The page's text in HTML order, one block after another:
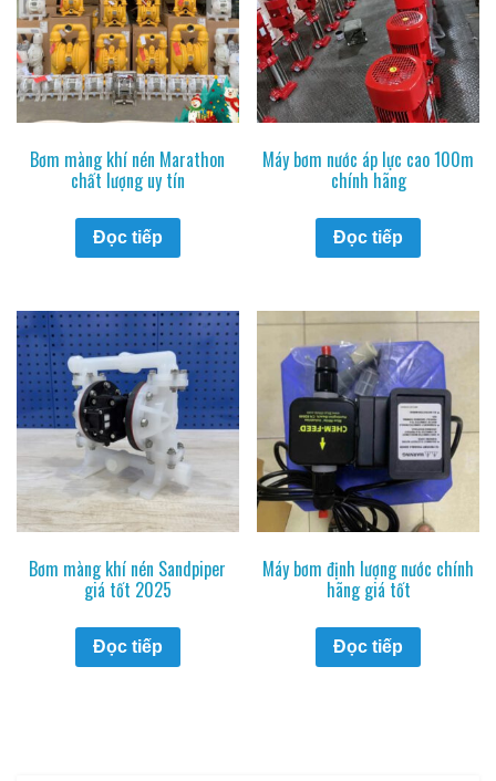
Bơm màng khí nén Marathon
chất lượng uy tín
Đọc tiếp
Máy bơm nước áp lực cao 100m
chính hãng
Đọc tiếp
Bơm màng khí nén Sandpiper
giá tốt 2025
Đọc tiếp
Máy bơm định lượng nước chính
hãng giá tốt
Đọc tiếp